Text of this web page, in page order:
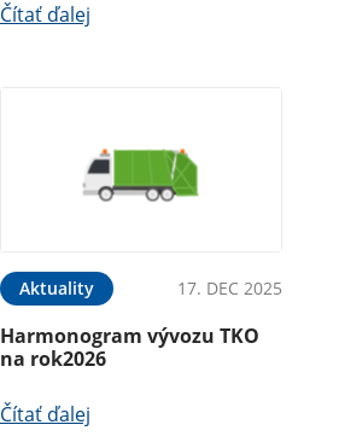
Čítať ďalej
Aktuality 17. DEC 2025
Harmonogram vývozu TKO
na rok2026
Čítať ďalej